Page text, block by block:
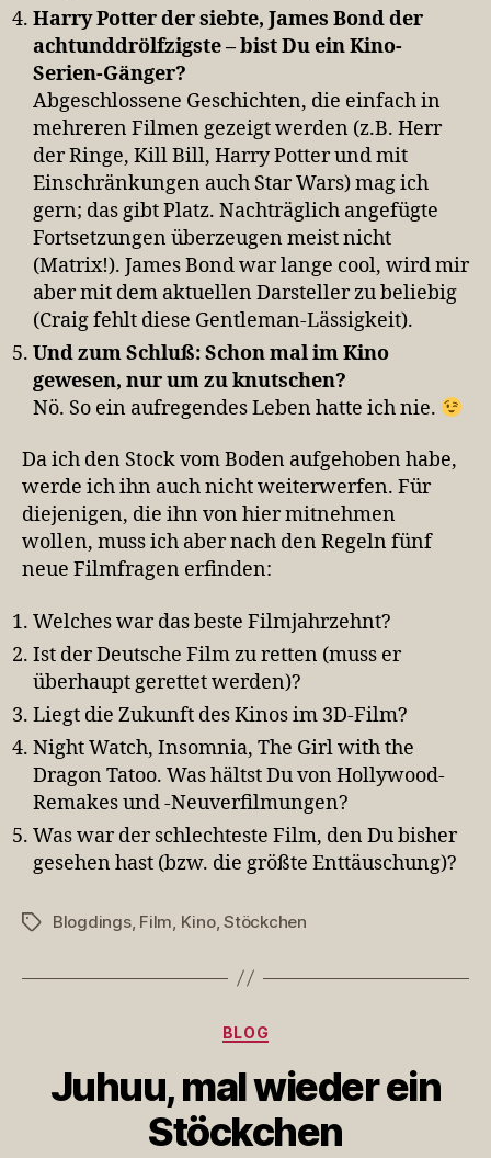
Harry Potter der siebte, James Bond der
achtunddrölfzigste – bist Du ein Kino-
Serien-Gänger?
Abgeschlossene Geschichten, die einfach in
mehreren Filmen gezeigt werden (z.B. Herr
der Ringe, Kill Bill, Harry Potter und mit
Einschränkungen auch Star Wars) mag ich
gern; das gibt Platz. Nachträglich angefügte
Fortsetzungen überzeugen meist nicht
(Matrix!). James Bond war lange cool, wird mir
aber mit dem aktuellen Darsteller zu beliebig
(Craig fehlt diese Gentleman-Lässigkeit).
Und zum Schluß: Schon mal im Kino
gewesen, nur um zu knutschen?
Nö. So ein aufregendes Leben hatte ich nie.
Da ich den Stock vom Boden aufgehoben habe,
werde ich ihn auch nicht weiterwerfen. Für
diejenigen, die ihn von hier mitnehmen
wollen, muss ich aber nach den Regeln fünf
neue Filmfragen erfinden:
Welches war das beste Filmjahrzehnt?
Ist der Deutsche Film zu retten (muss er
überhaupt gerettet werden)?
Liegt die Zukunft des Kinos im 3D-Film?
Night Watch, Insomnia, The Girl with the
Dragon Tatoo. Was hältst Du von Hollywood-
Remakes und -Neuverfilmungen?
Was war der schlechteste Film, den Du bisher
gesehen hast (bzw. die größte Enttäuschung)?
Schlagwörter
Blogdings, Film Kino,Stöckchen
Kategorien
BLOG
Juhuu, mal wieder ein
Stöckchen